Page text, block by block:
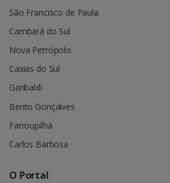
São Francisco de Paula
Cambará do Sul
Nova Petrópolis
Caxias do Sul
Garibaldi
Bento Gonçalves
Farroupilha
Carlos Barbosa
O Portal